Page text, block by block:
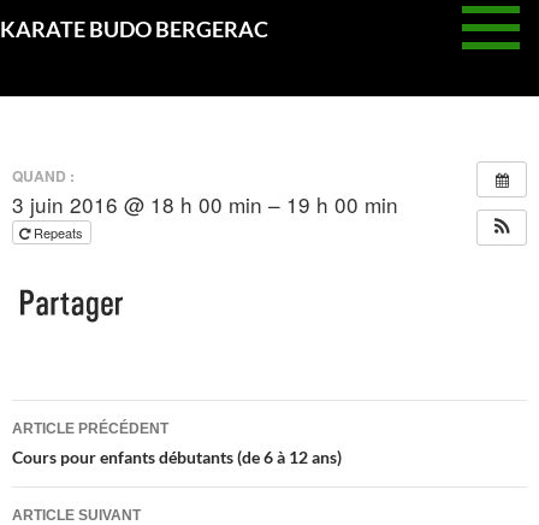
KARATE BUDO BERGERAC
QUAND :
3 juin 2016 @ 18 h 00 min – 19 h 00 min
Repeats
Navigation
des
articles
ARTICLE PRÉCÉDENT
Cours pour enfants débutants (de 6 à 12 ans)
ARTICLE SUIVANT